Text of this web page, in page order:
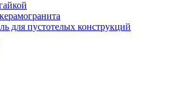
для пустотелых конструкций